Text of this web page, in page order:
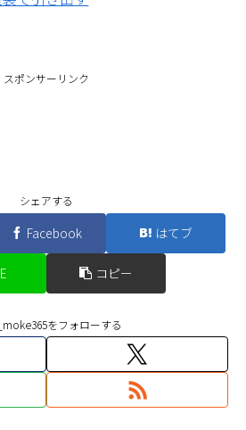
スポンサーリンク
シェアする
Facebook はてブ
コピー
をフォローする